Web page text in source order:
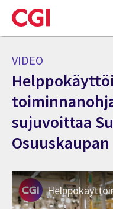
Skip
to
main
VIDEO
sujuvoittaa